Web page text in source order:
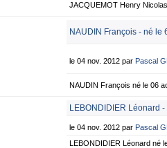
JACQUEMOT Henry
NAUDIN François - né le
le 04 nov. 2012 par Pascal
NAUDIN François né le 06
LEBONDIDIER Léonard
le 04 nov. 2012 par Pascal
LEBONDIDIER Léonard né